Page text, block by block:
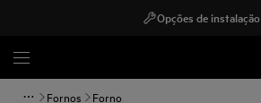
Opções de instalação
Fornos Forno